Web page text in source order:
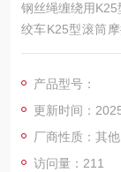
钢丝绳缠绕用
绞车K25型滚筒
的摩擦零件来承
摩擦力来提升矿
垫。
产品型号：
更新时间：
厂商性质：其他
访问量：211